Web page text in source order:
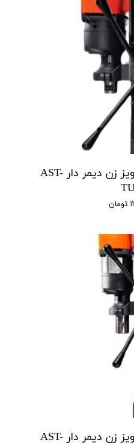
دستگاه دریل مگنت قلاویز زن دیمر‌ دار AST-
دستگاه دریل مگنت قلاویز زن دیمر‌ دار AST-